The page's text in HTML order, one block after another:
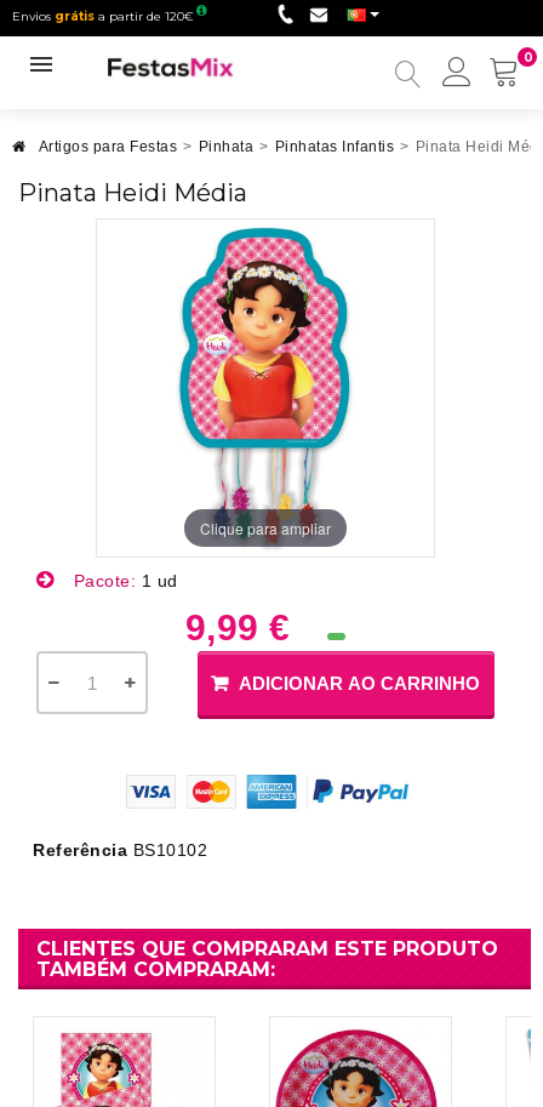
Envios grátis a partir de 120€
0
Minha
Artigos para Festas > Pinhata > Pinhatas Infantis > Pinata Heidi
Pinata Heidi Média
Clique para ampliar
Pacote: 1 ud
9,99 €
ADICIONAR AO CARRINHO
Referência BS10102
CLIENTES QUE COMPRARAM ESTE PRODUTO
TAMBÉM COMPRARAM: